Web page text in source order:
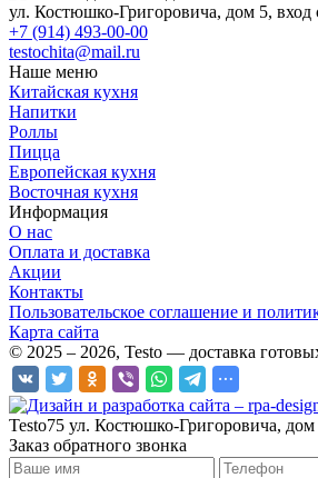
ул. Костюшко-Григоровича, дом 5, вход
+7 (914) 493-00-00
testochita@mail.ru
Наше меню
Китайская кухня
Напитки
Роллы
Пицца
Европейская кухня
Восточная кухня
Информация
О нас
Оплата и доставка
Акции
Контакты
Пользовательское соглашение и
Карта сайта
© 2025 – 2026, Testo — доставка
Testo75 ул. Костюшко-Григоровича, дом
Заказ обратного звонка